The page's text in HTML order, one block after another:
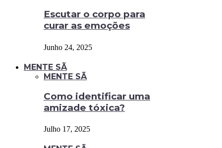
Escutar o corpo para
curar as emoções
Junho 24, 2025
MENTE SÃ
MENTE SÃ
Como identificar uma
amizade tóxica?
Julho 17, 2025